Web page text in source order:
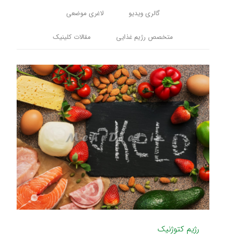
گالری ویدیو لاغری موضعی
متخصص رژیم غذایی مقالات کلینیک
رژیم کتوژنیک